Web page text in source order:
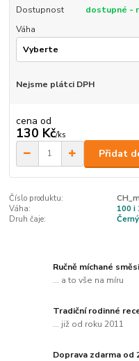
Dostupnost
dostupné -
Váha
Nejsme plátci DPH
cena od
130 Kč/ks
Přidat
Číslo produktu:
Váha:
100 i
Druh čaje:
Ručně míchané směsi
... a to vše na míru
Tradiční rodinné
... již od roku 2011
Doprava zdarma od